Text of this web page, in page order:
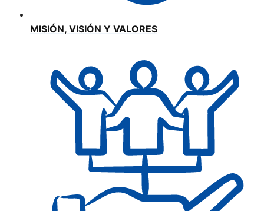
MISIÓN, VISIÓN Y VALORES